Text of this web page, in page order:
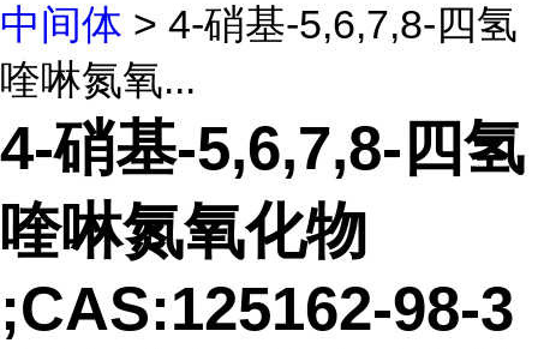
中间体 > 4-硝基-5,6,7,8-四氢
喹啉氮氧...
4-硝基-5,6,7,8-四氢
喹啉氮氧化物
;CAS:125162-98-3